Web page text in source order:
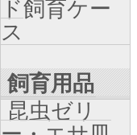
ド飼育ケー
ス
飼育用品
昆虫ゼリ